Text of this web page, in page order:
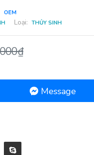
OEM
Loại: THỦY SINH
Message